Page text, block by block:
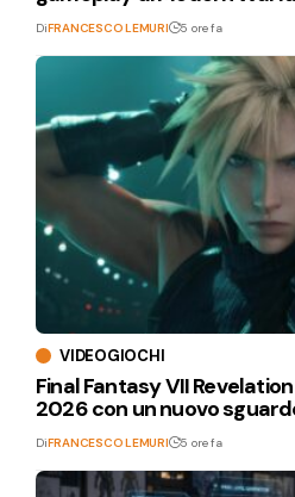
DiFRANCESCO LEMURI 5 ore fa
VIDEOGIOCHI
Final Fantasy VII
2026 con un nuovo
DiFRANCESCO LEMURI 5 ore fa